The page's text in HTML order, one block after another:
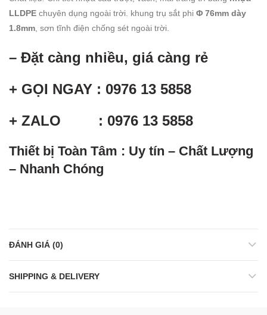
LLDPE chuyên dụng ngoài trời. khung trụ sắt phi Φ 76mm dày
1.8mm, sơn tĩnh điện chống sét ngoài trời.
– Đặt càng nhiều, giá càng rẻ
+ GỌI NGAY : 0976 13 5858
+ ZALO : 0976 13 5858
Thiết bị Toàn Tâm : Uy tín – Chất Lượng
– Nhanh Chóng
ĐÁNH GIÁ (0)
SHIPPING & DELIVERY